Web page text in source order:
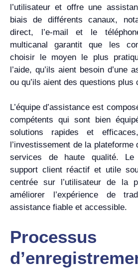
l’utilisateur et offre une
biais de différents canaux,
direct, l’e-mail et le
multicanal garantit que les
choisir le moyen le plus
l’aide, qu’ils aient besoin d’une
ou qu’ils aient des questions plus
L’équipe d’assistance est
compétents qui sont bien
solutions rapides et
l’investissement de la plateforme
services de haute qualité.
support client réactif et utile
centrée sur l’utilisateur de la
améliorer l’expérience de
assistance fiable et accessible.
Processus